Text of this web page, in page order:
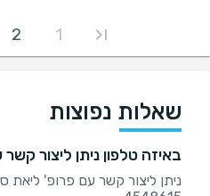
1
2
שאלות נפוצות
באיזה טלפון ניתן ליצור